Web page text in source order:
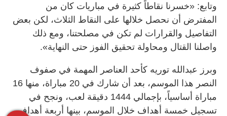
وتابع: «خسرنا نقاطاً كثيرة في مباريات كان من
المفترض أن نحصل خلالها على النقاط الثلاث، لكن بعض
التفاصيل والقرارات لم تكن في مصلحتنا، ومع ذلك
واصلنا القتال ومحاولة تحقيق الفوز حتى النهاية».
وبرز عبدالله توريه كأحد العناصر المهمة في صفوف
النصر هذا الموسم، بعد أن شارك في 20 مباراة، منها 16
مباراة أساسياً، بإجمالي 1444 دقيقة لعب، ونجح في
تسجيل خمسة أهداف خلال الموسم، بينها أربعة أهداف